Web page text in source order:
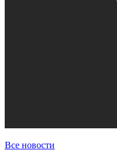
Все новости